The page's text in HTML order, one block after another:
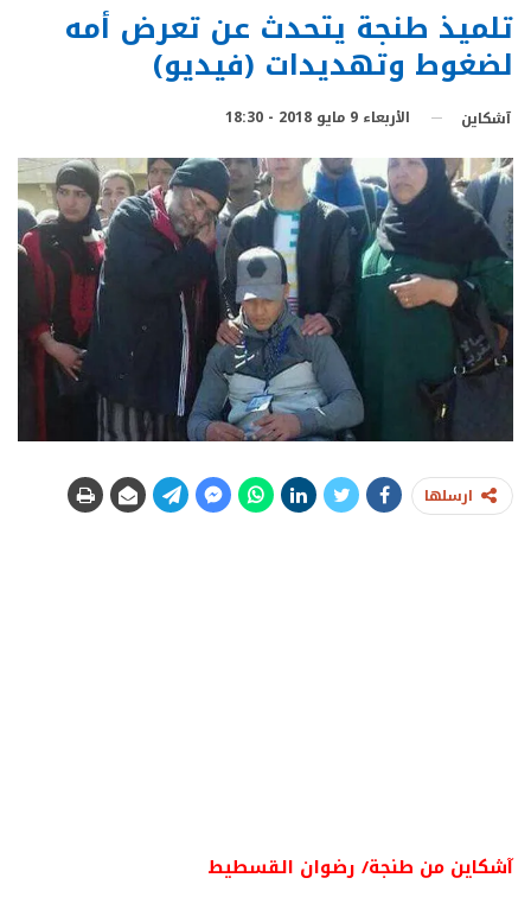
تلميذ طنجة يتحدث عن تعرض أمه
لضغوط وتهديدات (فيديو)
آشكاين الأربعاء 9 مايو 2018 - 18:30
ارسلها
آشكاين من طنجة/ رضوان القسطيط